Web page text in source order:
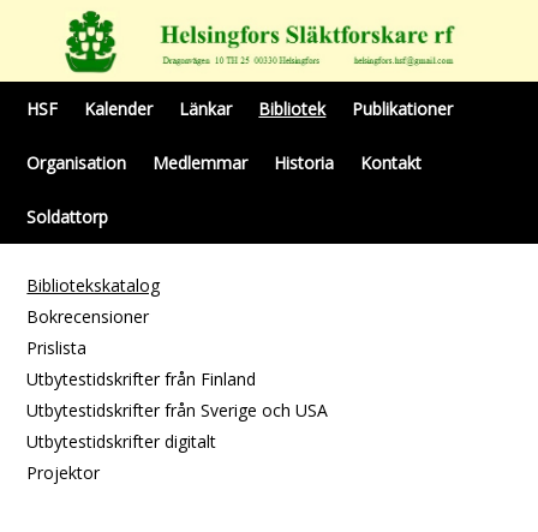
HSF Kalender Länkar Bibliotek Publikationer
Organisation Medlemmar Historia Kontakt
Soldattorp
Bibliotekskatalog
Bokrecensioner
Prislista
Utbytestidskrifter från Finland
Utbytestidskrifter från Sverige och USA
Utbytestidskrifter digitalt
Projektor